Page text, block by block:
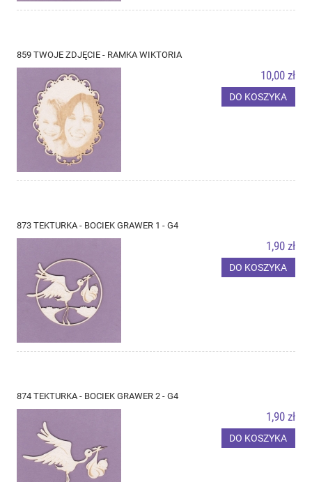
859 TWOJE ZDJĘCIE - RAMKA WIKTORIA
10,00 zł
DO KOSZYKA
873 TEKTURKA - BOCIEK GRAWER 1 - G4
1,90 zł
DO KOSZYKA
874 TEKTURKA - BOCIEK GRAWER 2 - G4
1,90 zł
DO KOSZYKA